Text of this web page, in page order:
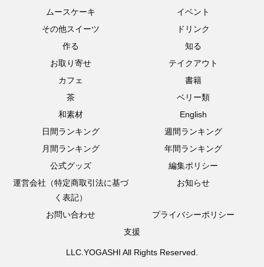
ムースケーキ
イベント
その他スイーツ
ドリンク
作る
知る
お取り寄せ
テイクアウト
カフェ
書籍
茶
ベリー類
和素材
English
日間ランキング
週間ランキング
月間ランキング
年間ランキング
公式グッズ
編集ポリシー
運営会社（特定商取引法に基づ
く表記）
お知らせ
お問い合わせ
プライバシーポリシー
支援
LLC.YOGASHI All Rights Reserved.